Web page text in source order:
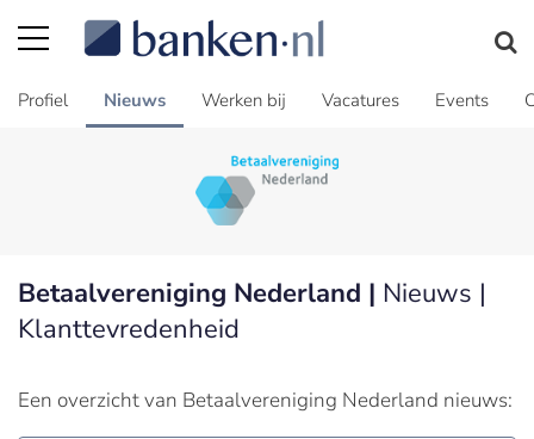
Profiel Nieuws Werken bij Vacatures Events
Betaalvereniging Nederland | Nieuws |
Klanttevredenheid
Een overzicht van Betaalvereniging Nederland nieuws: